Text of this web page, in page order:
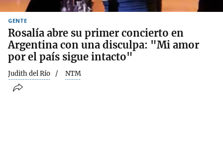
GENTE
Rosalía abre su primer concierto en
Argentina con una disculpa: "Mi amor
por el país sigue intacto"
Judith del Río NTM